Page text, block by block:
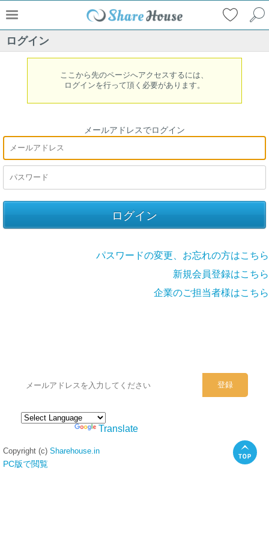
ログイン
ここから先のページへアクセスするには、
ログインを行って頂く必要があります。
メールアドレスでログイン
パスワードの変更、お忘れの方はこちら
新規会員登録はこちら
企業のご担当者様はこちら
Translate
Copyright (c) Sharehouse.in
PC版で閲覧